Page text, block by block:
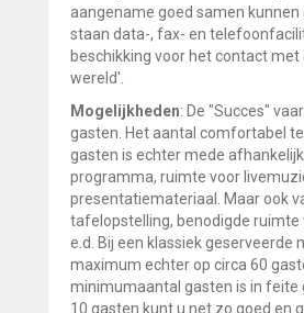
aangename goed samen kunnen
staan data-, fax- en
beschikking voor het contact met
wereld'.
Mogelijkheden: De "Succes"
gasten. Het aantal comfortabel
gasten is echter mede
programma, ruimte voor
presentatiemateriaal. Maar ook
tafelopstelling, benodigde
e.d. Bij een klassiek geserveerde
maximum echter op circa 60
minimumaantal gasten is in feite
10 gasten kunt u net zo goed en